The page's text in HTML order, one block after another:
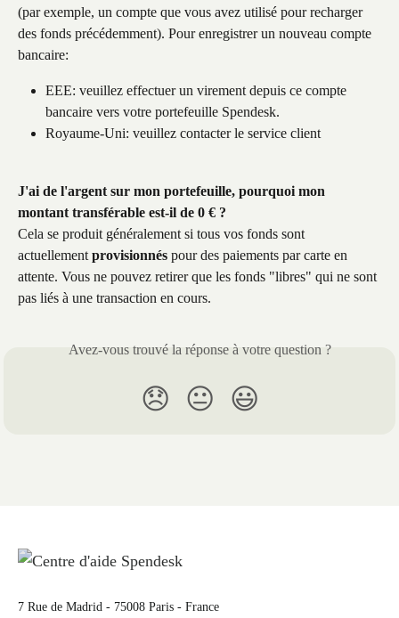
(par exemple, un compte que vous avez utilisé pour recharger
des fonds précédemment). Pour enregistrer un nouveau compte
bancaire:
EEE: veuillez effectuer un virement depuis ce compte
bancaire vers votre portefeuille Spendesk.
Royaume-Uni: veuillez contacter le service client
J'ai de l'argent sur mon portefeuille, pourquoi mon
montant transférable est-il de 0 € ?
Cela se produit généralement si tous vos fonds sont
actuellement provisionnés pour des paiements par carte en
attente. Vous ne pouvez retirer que les fonds "libres" qui ne sont
pas liés à une transaction en cours.
Avez-vous trouvé la réponse à votre question ?
😞 😐 😃
7 Rue de Madrid - 75008 Paris - France